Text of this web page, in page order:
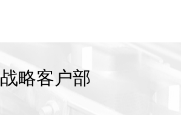
战略客户部